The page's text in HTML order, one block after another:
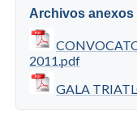
Archivos anexos
2011.pdf
GALA